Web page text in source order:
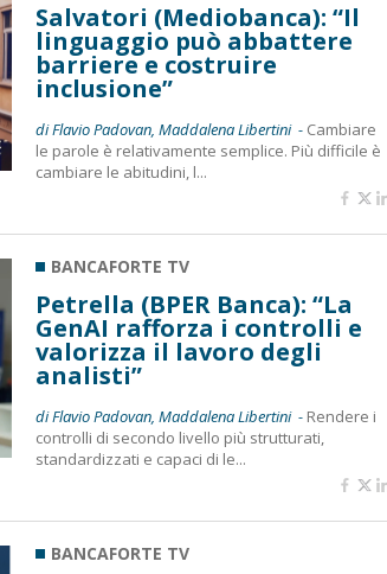
Salvatori (Mediobanca): “Il
linguaggio può abbattere
barriere e costruire
inclusione”
di Flavio Padovan, Maddalena Libertini - Cambiare
le parole è relativamente semplice. Più difficile è
cambiare le abitudini, l...
BANCAFORTE TV
Petrella (BPER Banca): “La
GenAI rafforza i controlli e
valorizza il lavoro degli
analisti”
di Flavio Padovan, Maddalena Libertini - Rendere i
controlli di secondo livello più strutturati,
standardizzati e capaci di le...
BANCAFORTE TV